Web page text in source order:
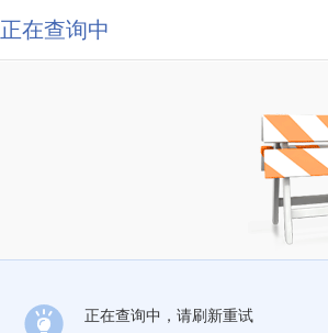
正在查询中
正在查询中，请刷新重试